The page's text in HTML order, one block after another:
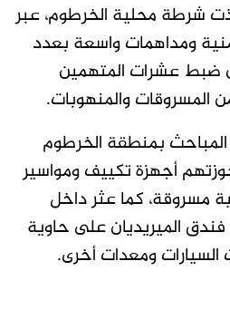
شرطة محلية الخرطوم، عبر
ومداهمات واسعة بعدد
ضبط عشرات المتهمين
المسروقات والمنهوبات.
بمنطقة الخرطوم
أجهزة تكييف ومواسير
مسروقة، كما عثر داخل
الميريديان على حاوية
ومعدات أخرى.